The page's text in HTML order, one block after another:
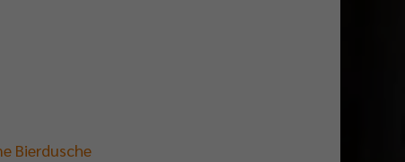
Bierdusche